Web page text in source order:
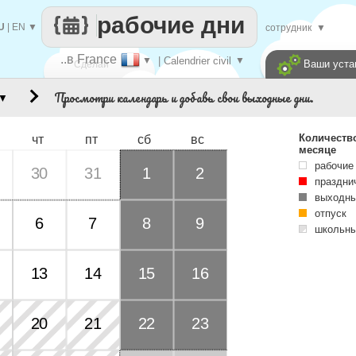
Сделай
..в France ▼ | Calendrier civil ▼
рабочие дни
EN ▼ сотрудник ▼
Ваши
Просмотри календарь и добавь свои выходные дни.
чт пт сб вс
30 31 1 2
6 7 8 9
13 14 15 16
20 21 22 23
месяце
отпуск